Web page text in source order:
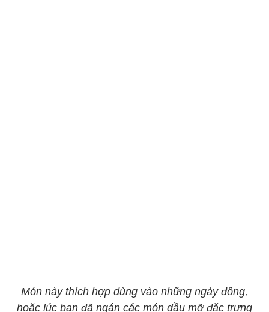
Món này thích hợp dùng vào những ngày đông,
hoặc lúc bạn đã ngán các món dầu mỡ đặc trưng